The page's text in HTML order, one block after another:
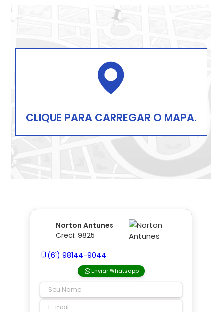
CLIQUE PARA CARREGAR O MAPA.
Norton Antunes
Creci: 9825
(61) 98144-9044
Enviar Whatsapp